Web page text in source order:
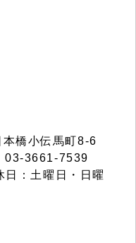
橋小伝馬町8-6
03-3661-7539
：土曜日・日曜